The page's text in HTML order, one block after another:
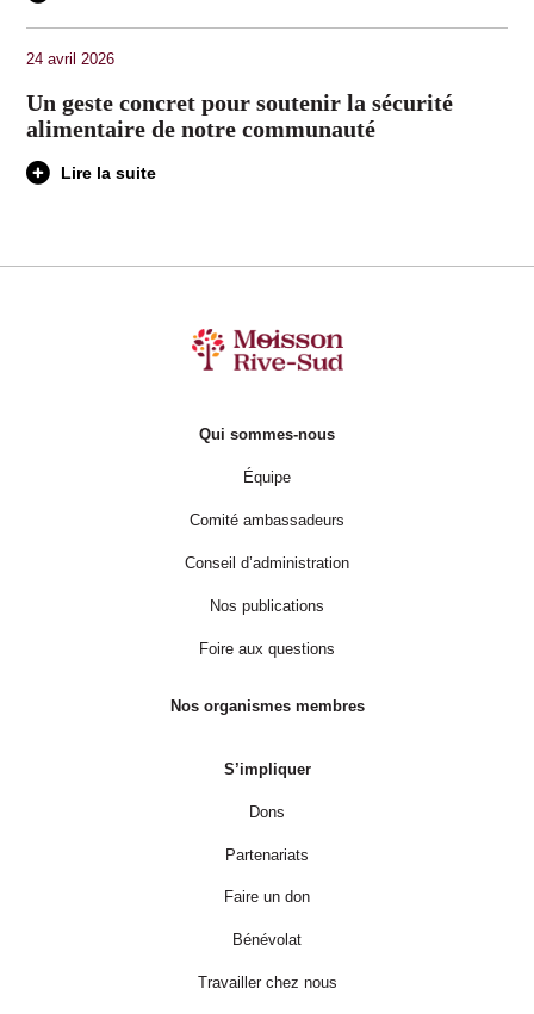
24 avril 2026
Un geste concret pour soutenir la sécurité
alimentaire de notre communauté
Lire la suite
Qui sommes-nous
Équipe
Comité ambassadeurs
Conseil d’administration
Nos publications
Foire aux questions
Nos organismes membres
S’impliquer
Dons
Partenariats
Faire un don
Bénévolat
Travailler chez nous